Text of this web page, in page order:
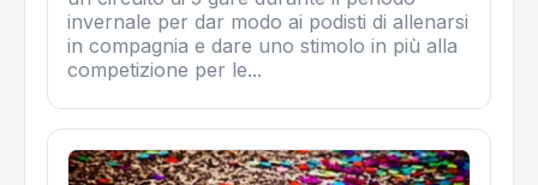
invernale per dar modo ai podisti di allenarsi
in compagnia e dare uno stimolo in più alla
competizione per le...